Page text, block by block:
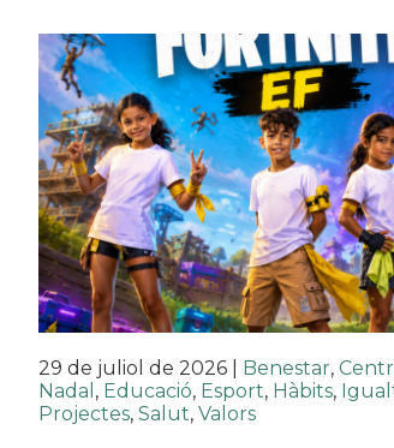
29 de juliol de 2026 Benestar,
Nadal , Educació, Esport, Hàbits,
Projectes, Salut, Valors